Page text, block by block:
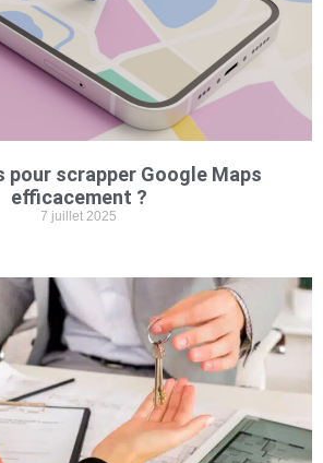
pour scrapper Google Maps
efficacement ?
7 juillet 2025